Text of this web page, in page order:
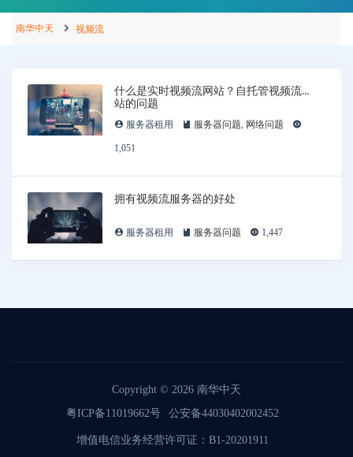
南华中天 视频流
什么是实时视频流网站？自托管视频流网
站的问题
服务器租用 服务器问题, 网络问题
1,051
拥有视频流服务器的好处
服务器租用 服务器问题 1,447
Copyright © 2026 南华中天
粤ICP备11019662号
公安备44030402002452
增值电信业务经营许可证：B1-20201911